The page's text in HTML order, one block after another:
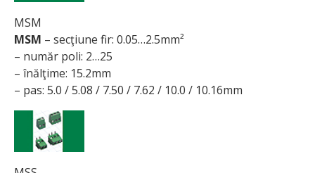
MSM
MSM – secţiune fir: 0.05…2.5mm²
– număr poli: 2…25
– înălţime: 15.2mm
– pas: 5.0 / 5.08 / 7.50 / 7.62 / 10.0 / 10.16mm